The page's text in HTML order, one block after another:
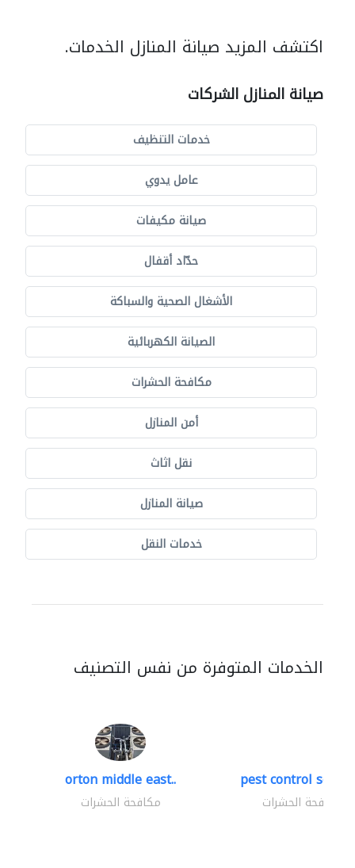
اكتشف المزيد صيانة المنازل الخدمات.
صيانة المنازل الشركات
خدمات التنظيف
عامل يدوي
صيانة مكيفات
حدّاد أقفال
الأشغال الصحية والسباكة
الصيانة الكهربائية
مكافحة الحشرات
أمن المنازل
نقل اثاث
صيانة المنازل
خدمات النقل
الخدمات المتوفرة من نفس التصنيف
orton middle east..
مكافحة الحشرات
pest control
مكافحة الحشرات